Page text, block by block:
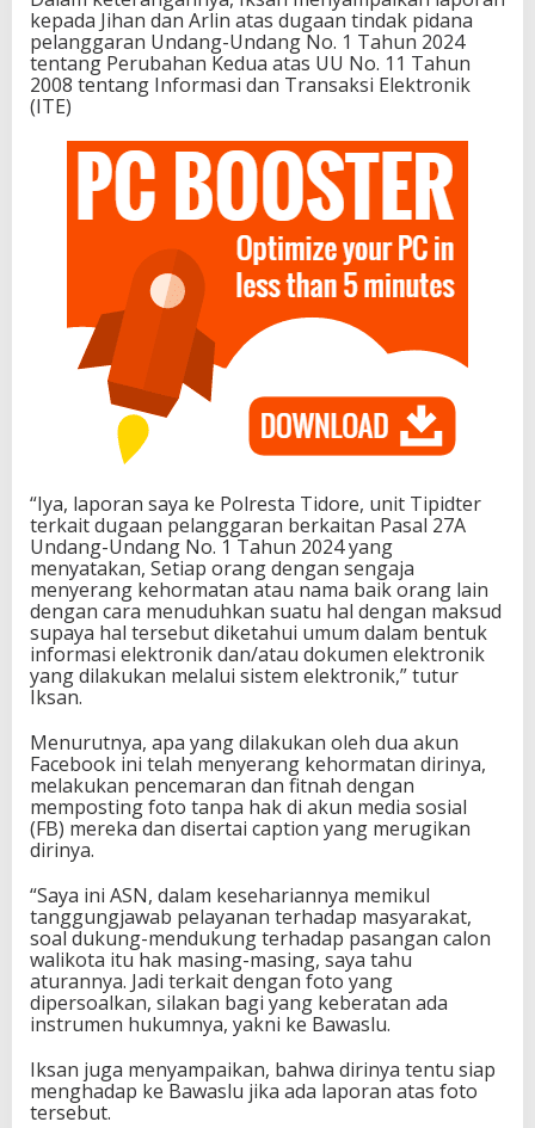
kepada Jihan dan Arlin atas dugaan tindak pidana
pelanggaran Undang-Undang No. 1 Tahun 2024
tentang Perubahan Kedua atas UU No. 11 Tahun
2008 tentang Informasi dan Transaksi Elektronik
(ITE)
“Iya, laporan saya ke Polresta Tidore, unit Tipidter
terkait dugaan pelanggaran berkaitan Pasal 27A
Undang-Undang No. 1 Tahun 2024 yang
menyatakan, Setiap orang dengan sengaja
menyerang kehormatan atau nama baik orang lain
dengan cara menuduhkan suatu hal dengan maksud
supaya hal tersebut diketahui umum dalam bentuk
informasi elektronik dan/atau dokumen elektronik
yang dilakukan melalui sistem elektronik,” tutur
Iksan.
Menurutnya, apa yang dilakukan oleh dua akun
Facebook ini telah menyerang kehormatan dirinya,
melakukan pencemaran dan fitnah dengan
memposting foto tanpa hak di akun media sosial
(FB) mereka dan disertai caption yang merugikan
dirinya.
“Saya ini ASN, dalam kesehariannya memikul
tanggungjawab pelayanan terhadap masyarakat,
soal dukung-mendukung terhadap pasangan calon
walikota itu hak masing-masing, saya tahu
aturannya. Jadi terkait dengan foto yang
dipersoalkan, silakan bagi yang keberatan ada
instrumen hukumnya, yakni ke Bawaslu.
Iksan juga menyampaikan, bahwa dirinya tentu siap
menghadap ke Bawaslu jika ada laporan atas foto
tersebut.